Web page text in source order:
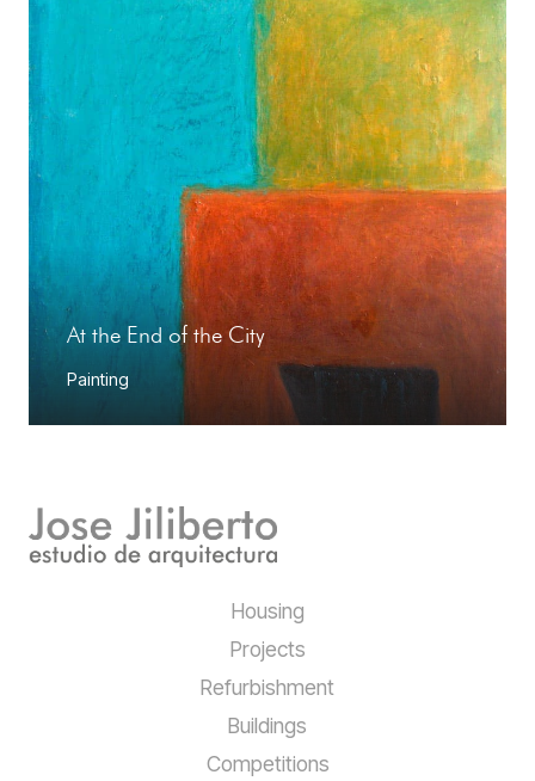
At the End of the City
Painting
Housing
Projects
Refurbishment
Buildings
Competitions